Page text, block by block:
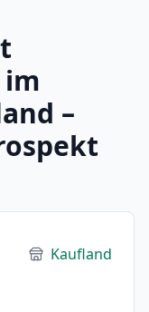
im
–
Kaufland